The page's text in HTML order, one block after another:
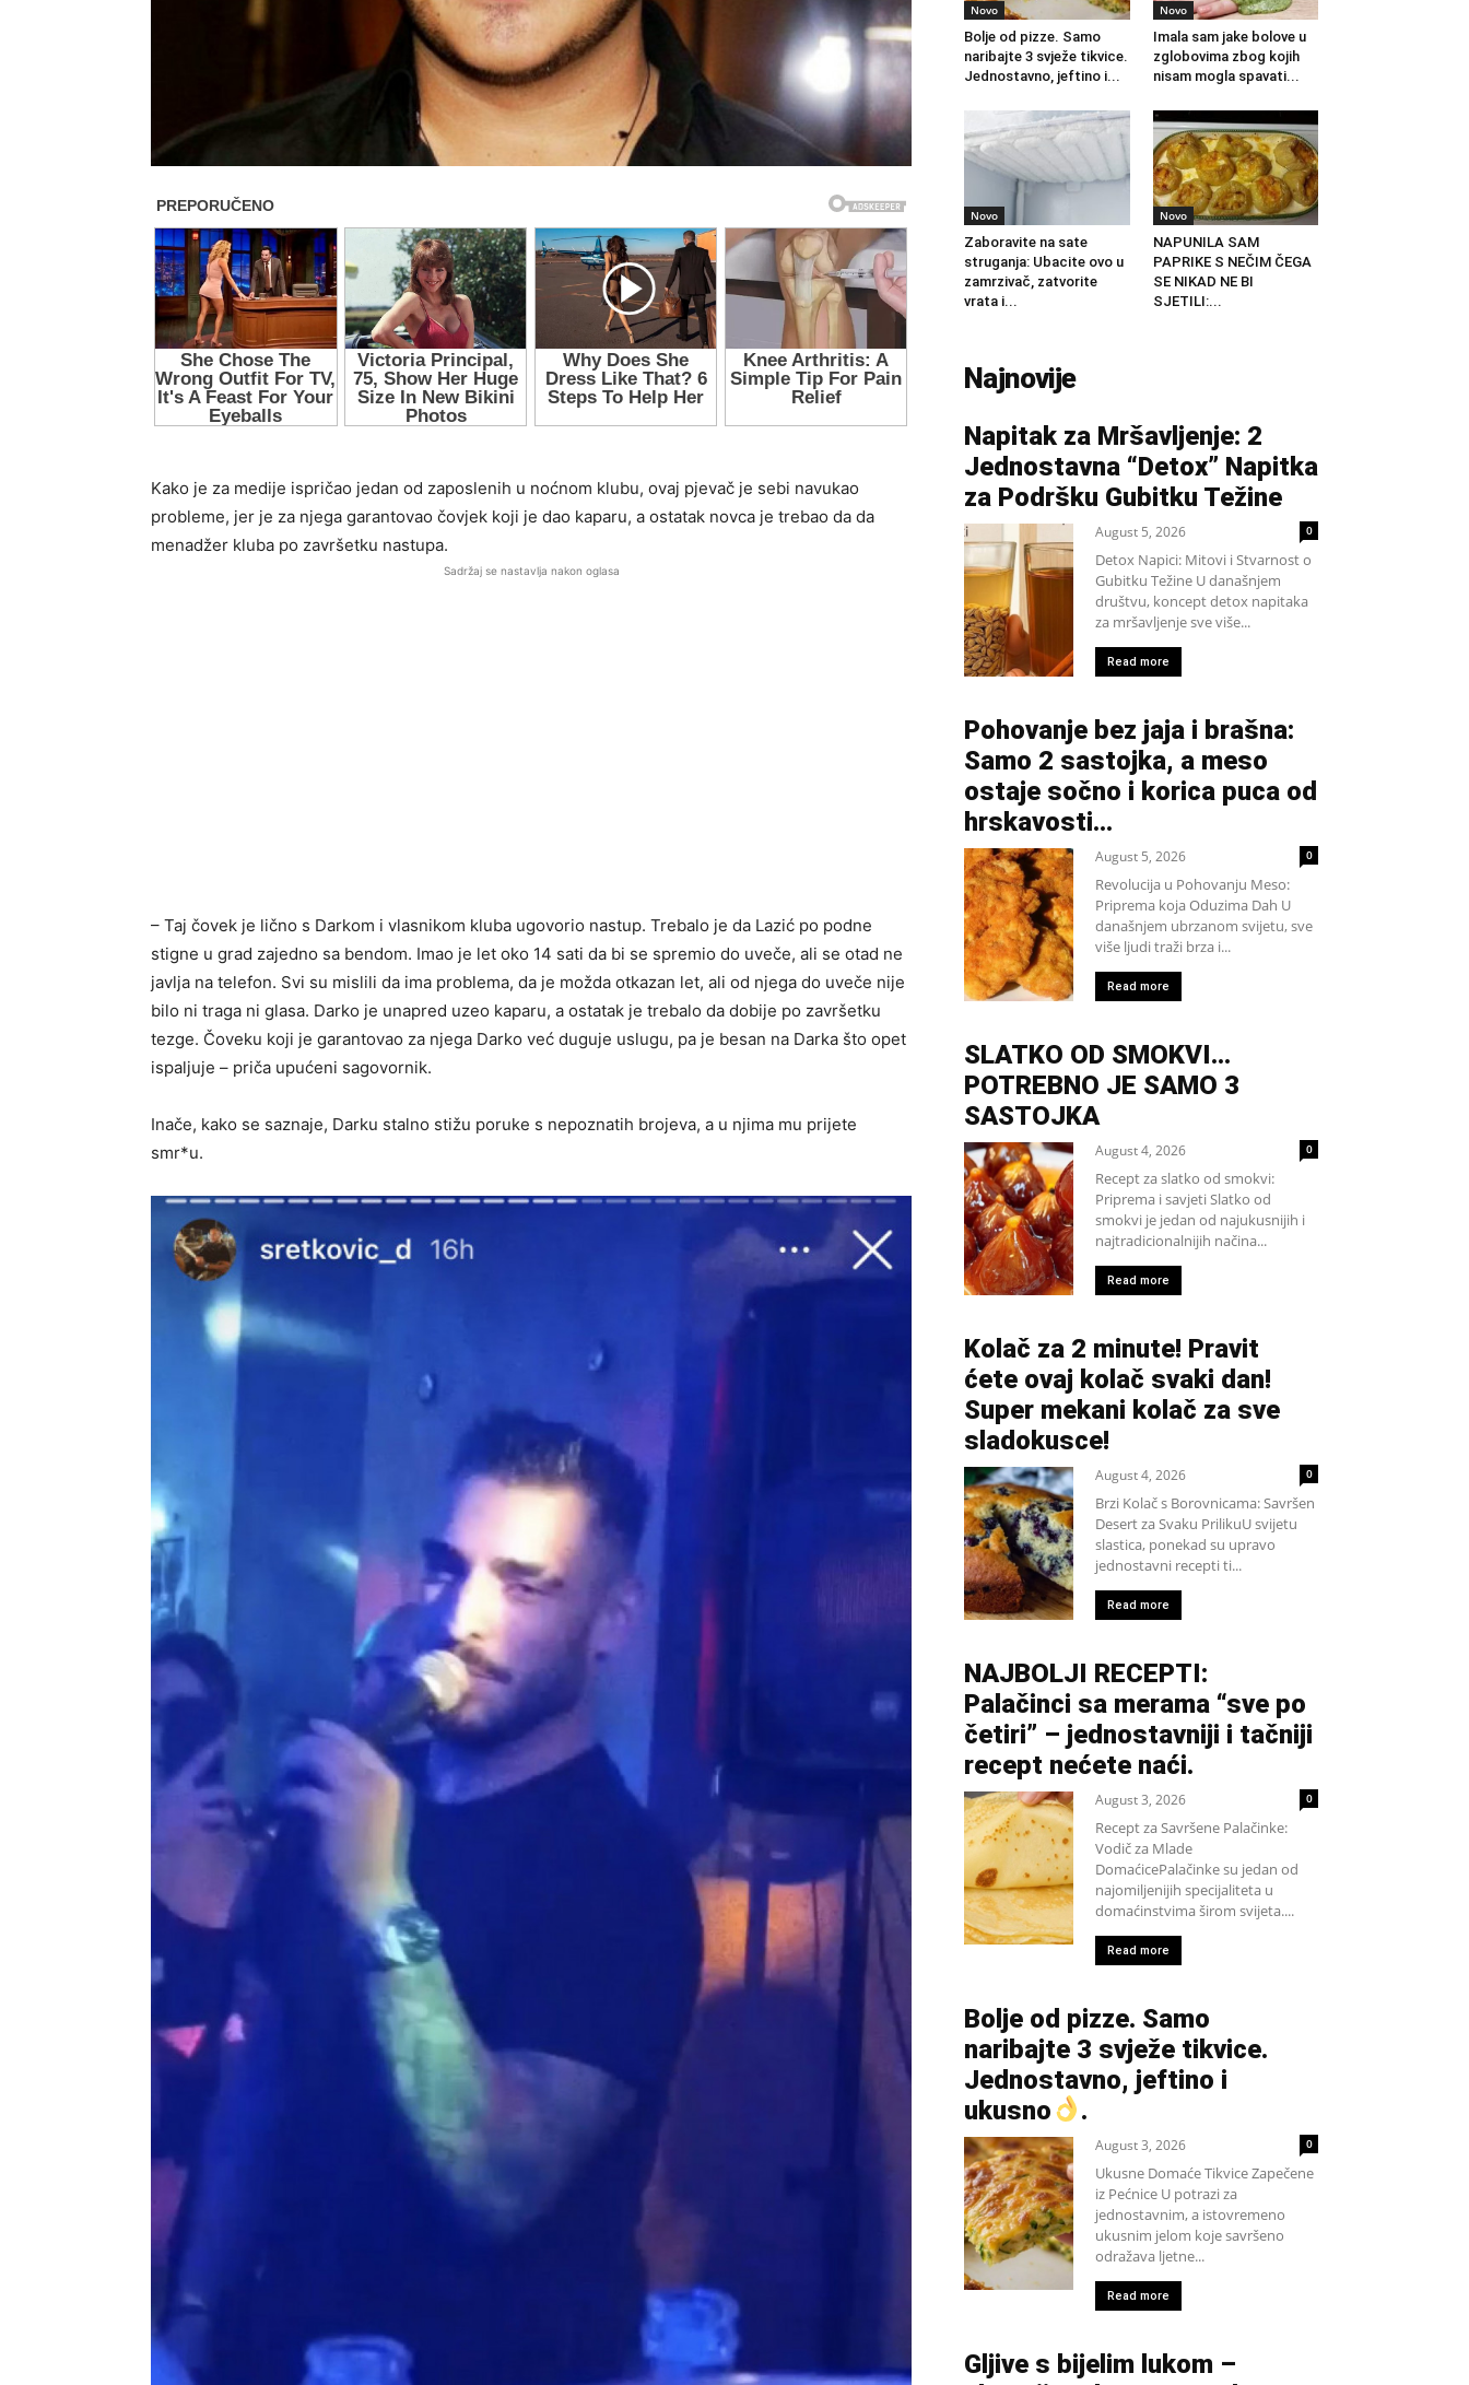
Kako je za medije ispričao jedan od zaposlenih u noćnom klubu, ovaj pjevač je sebi navukao
probleme, jer je za njega garantovao čovjek koji je dao kaparu, a ostatak novca je trebao da da
menadžer kluba po završetku nastupa.
Sadržaj se nastavlja nakon oglasa
– Taj čovek je lično s Darkom i vlasnikom kluba ugovorio nastup. Trebalo je da Lazić po podne
stigne u grad zajedno sa bendom. Imao je let oko 14 sati da bi se spremio do uveče, ali se otad ne
javlja na telefon. Svi su mislili da ima problema, da je možda otkazan let, ali od njega do uveče nije
bilo ni traga ni glasa. Darko je unapred uzeo kaparu, a ostatak je trebalo da dobije po završetku
tezge. Čoveku koji je garantovao za njega Darko već duguje uslugu, pa je besan na Darka što opet
ispaljuje – priča upućeni sagovornik.
Inače, kako se saznaje, Darku stalno stižu poruke s nepoznatih brojeva, a u njima mu prijete
smr*u.
Novo
Bolje od pizze. Samo
naribajte 3 svježe tikvice.
Jednostavno, jeftino i...
Novo
Imala sam jake bolove u
zglobovima zbog kojih
nisam mogla spavati...
Novo
Zaboravite na sate
struganja: Ubacite ovo u
zamrzivač, zatvorite
vrata i...
Novo
NAPUNILA SAM
PAPRIKE S NEČIM ČEGA
SE NIKAD NE BI
SJETILI:...
Najnovije
Napitak za Mršavljenje: 2
Jednostavna “Detox” Napitka
za Podršku Gubitku Težine
August 5, 2026 0
Detox Napici: Mitovi i Stvarnost o
Gubitku Težine U današnjem
društvu, koncept detox napitaka
za mršavljenje sve više...
Read more
Pohovanje bez jaja i brašna:
Samo 2 sastojka, a meso
ostaje sočno i korica puca od
hrskavosti…
August 5, 2026 0
Revolucija u Pohovanju Meso:
Priprema koja Oduzima Dah U
današnjem ubrzanom svijetu, sve
više ljudi traži brza i...
Read more
SLATKO OD SMOKVI…
POTREBNO JE SAMO 3
SASTOJKA
August 4, 2026 0
Recept za slatko od smokvi:
Priprema i savjeti Slatko od
smokvi je jedan od najukusnijih i
najtradicionalnijih načina...
Read more
Kolač za 2 minute! Pravit
ćete ovaj kolač svaki dan!
Super mekani kolač za sve
sladokusce!
August 4, 2026 0
Brzi Kolač s Borovnicama: Savršen
Desert za Svaku PrilikuU svijetu
slastica, ponekad su upravo
jednostavni recepti ti...
Read more
NAJBOLJI RECEPTI:
Palačinci sa merama “sve po
četiri” – jednostavniji i tačniji
recept nećete naći.
August 3, 2026 0
Recept za Savršene Palačinke:
Vodič za Mlade
DomaćicePalačinke su jedan od
najomiljenijih specijaliteta u
domaćinstvima širom svijeta....
Read more
Bolje od pizze. Samo
naribajte 3 svježe tikvice.
Jednostavno, jeftino i
ukusno
.
August 3, 2026 0
Ukusne Domaće Tikvice Zapečene
iz Pećnice U potrazi za
jednostavnim, a istovremeno
ukusnim jelom koje savršeno
odražava ljetne...
Read more
Gljive s bijelim lukom –